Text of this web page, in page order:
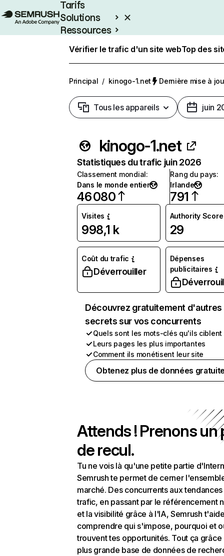
Tarifs
Solutions
Ressources
Vérifier le trafic d'un site webTop des
Principal / kinogo-1.net Dernière mise à
Tous les appareils juin
kinogo-1.net
Statistiques du trafic juin 2026
Classement mondial:
Dans le monde entier
46 080
Rang du pays:
Irlande
791
Visites
998,1 k
Authority Score
29
Coût du trafic
Déverrouiller
Dépenses
publicitaires
Découvrez gratuitement d'autres
secrets sur vos concurrents
Quels sont les mots-clés qu'ils ciblent
Leurs pages les plus importantes
Comment ils monétisent leur site
Obtenez plus de données
Attends ! Prenons un
de recul.
Tu ne vois là qu'une petite partie
Semrush te permet de cerner
marché. Des concurrents aux
trafic, en passant par le référencement
et la visibilité grâce à l'IA, Semrush
comprendre qui s'impose, pourquoi et
trouvent tes opportunités. Tout ça grâce
plus grande base de données de